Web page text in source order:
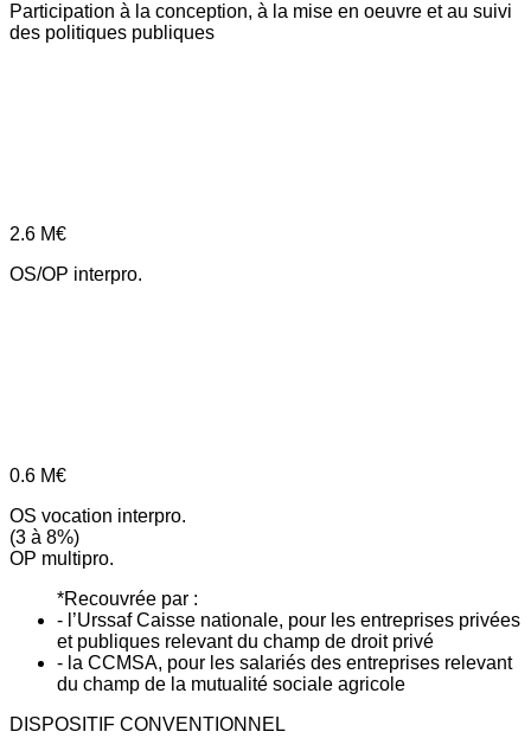
Participation à la conception, à la mise en oeuvre et au suivi
des politiques publiques
2.6 M€
OS/OP interpro.
0.6 M€
OS vocation interpro.
(3 à 8%)
OP multipro.
*Recouvrée par :
- l’Urssaf Caisse nationale, pour les entreprises privées
et publiques relevant du champ de droit privé
- la CCMSA, pour les salariés des entreprises relevant
du champ de la mutualité sociale agricole
DISPOSITIF CONVENTIONNEL